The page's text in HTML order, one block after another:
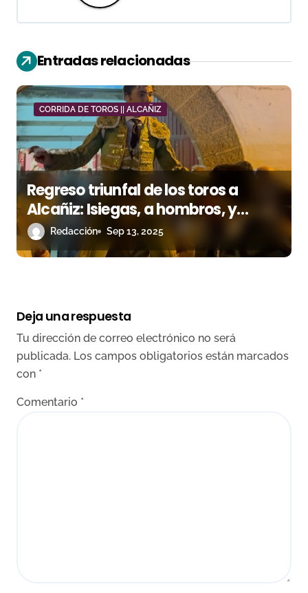
c
i
ó
n
d
e
e
n
t
d
a
s
Entradas relacionadas
CORRIDA DE TOROS || ALCAÑIZ
Regreso triunfal de los toros a
Alcañiz: Isiegas, a hombros, y
Sánchez Vara e Imanol, a oreja por
coleta
Redacción Sep 13, 2025
Deja una respuesta
Tu dirección de correo electrónico no será
publicada. Los campos obligatorios están marcados
con *
Comentario *